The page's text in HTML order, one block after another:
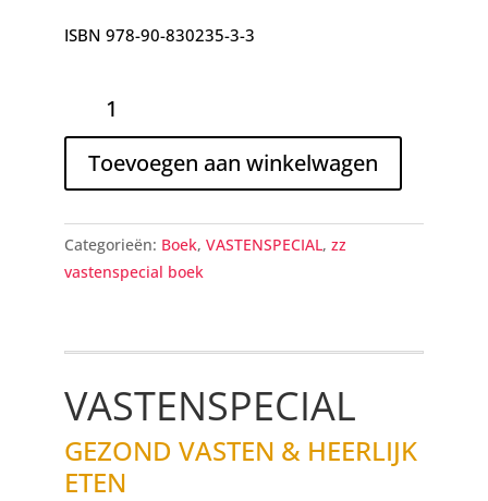
ISBN 978-90-830235-3-3
Toevoegen aan winkelwagen
Categorieën: Boek,VASTENSPECIAL,zz
vastenspecial boek
VASTENSPECIAL
GEZOND VASTEN & HEERLIJK
ETEN